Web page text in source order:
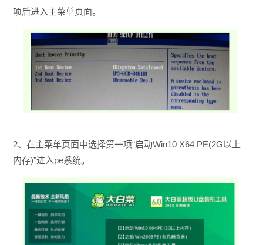
项后进入主菜单页面。
2、在主菜单页面中选择第一项“启动Win10 X64 PE(2G以上
内存)”进入pe系统。